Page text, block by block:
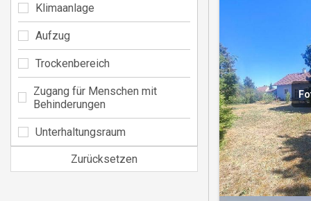
Klimaanlage
Aufzug
Trockenbereich
Zugang für Menschen mit
Behinderungen
Unterhaltungsraum
Zurücksetzen